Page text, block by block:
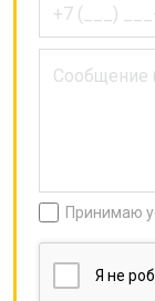
Принимаю
Я нe